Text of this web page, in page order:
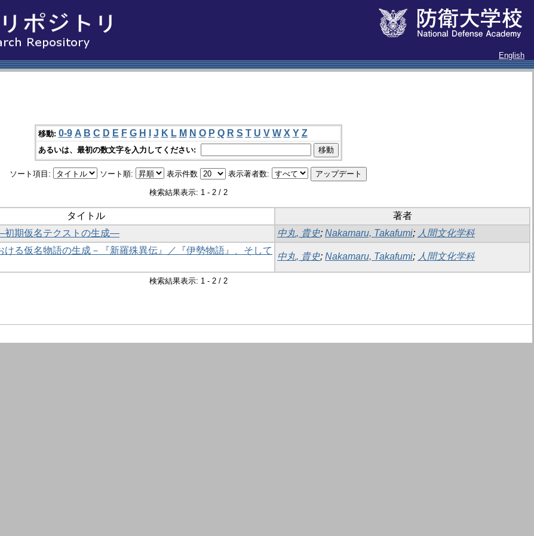
English
移動: 0-9 A B C D E F G H J K L M N O P Q R S T U V W X Y Z
あるいは、最初の数文字を入力してください:
ソート項目: ソート順: 表示件数 表示著者数:
検索結果表示: 1 - 2 / 2
タイトル
著者
期仮名テクストの生成― 中丸, 貴史; Nakamaru, Takafumi; 人間文化学科
ける仮名物語の生成－『新羅殊異伝』／『伊勢物語』、そして
中丸, 貴史; Nakamaru, Takafumi; 人間文化学科
検索結果表示: 1 - 2 / 2